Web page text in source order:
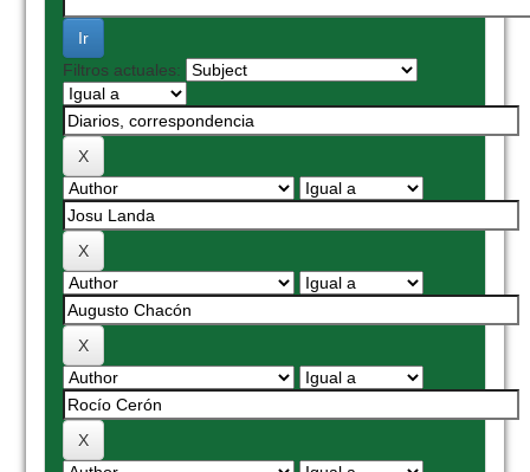
Filtros actuales: